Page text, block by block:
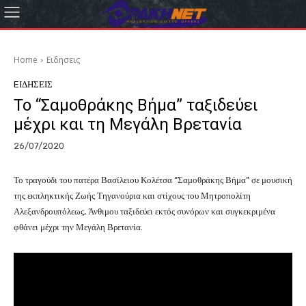
Home Eιδησεις
EΙΔΗΣΕΙΣ
Το “Σαμοθράκης Βήμα” ταξιδεύει
μέχρι και τη Μεγάλη Βρετανία
26/07/2020
Το τραγούδι του πατέρα Βασίλειου Κολέτσα “Σαμοθράκης Βήμα” σε μουσική
της εκπληκτικής Ζωής Τηγανούρια και στίχους του Μητροπολίτη
Αλεξανδρουπόλεως, Άνθιμου ταξιδεύει εκτός συνόρων και συγκεκριμένα
φθάνει μέχρι την Μεγάλη Βρετανία.